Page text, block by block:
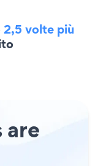
2,5 volte più
are